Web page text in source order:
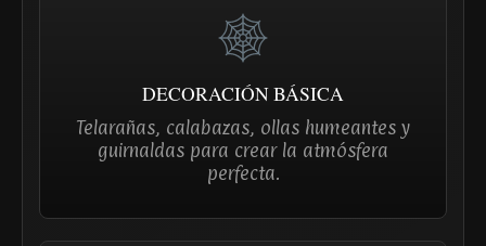
DECORACIÓN BÁSICA
Telarañas, calabazas, ollas humeantes y
guirnaldas para crear la atmósfera
perfecta.